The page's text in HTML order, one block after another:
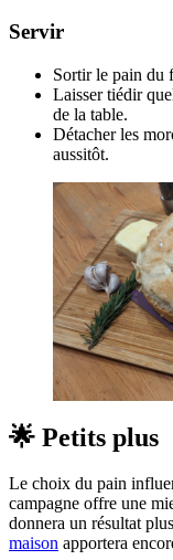
Servir
Sortir le pain du
Laisser tiédir
de la table.
Détacher les
aussitôt.
🌟 Petits plus
Le choix du pain
campagne offre une
donnera un résultat
maison apportera